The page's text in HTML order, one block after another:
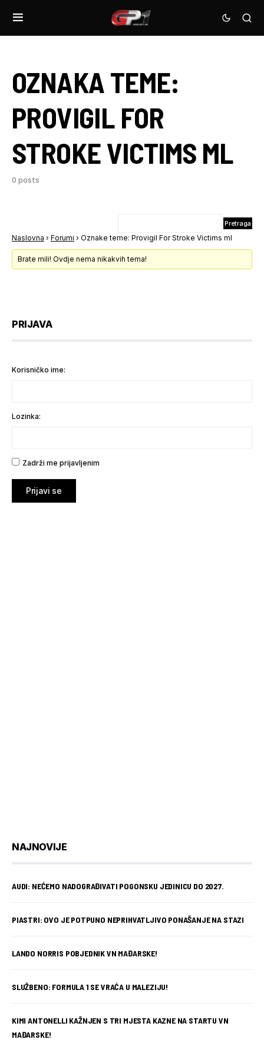
OZNAKA TEME:
PROVIGIL FOR
STROKE VICTIMS ML
0 posts
Naslovna › Forumi › Oznake teme: Provigil For Stroke Victims ml
Brate mili! Ovdje nema nikakvih tema!
PRIJAVA
Korisničko ime:
Lozinka:
Zadrži me prijavljenim
Prijavi se
NAJNOVIJE
AUDI: NEĆEMO NADOGRAĐIVATI POGONSKU JEDINICU DO 2027.
PIASTRI: OVO JE POTPUNO NEPRIHVATLJIVO PONAŠANJE NA STAZI
LANDO NORRIS POBJEDNIK VN MAĐARSKE!
SLUŽBENO: FORMULA 1 SE VRAĆA U MALEZIJU!
KIMI ANTONELLI KAŽNJEN S TRI MJESTA KAZNE NA STARTU VN
MAĐARSKE!